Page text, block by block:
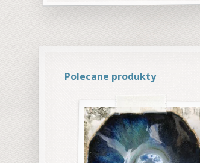
Polecane produkty